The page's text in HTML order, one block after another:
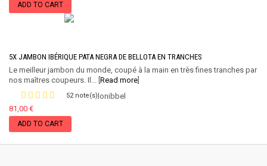
ADD TO CART
5X JAMBON IBÉRIQUE PATA NEGRA DE BELLOTA EN TRANCHES
Le meilleur jambon du monde, coupé à la main en très fines tranches par
nos maîtres coupeurs. Il... [ Read more
52 note(s) lonibbel
81,00 €
ADD TO CART